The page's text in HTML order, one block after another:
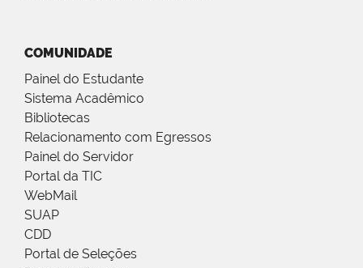
COMUNIDADE
Painel do Estudante
Sistema Acadêmico
Bibliotecas
Relacionamento com Egressos
Painel do Servidor
Portal da TIC
WebMail
SUAP
CDD
Portal de Seleções